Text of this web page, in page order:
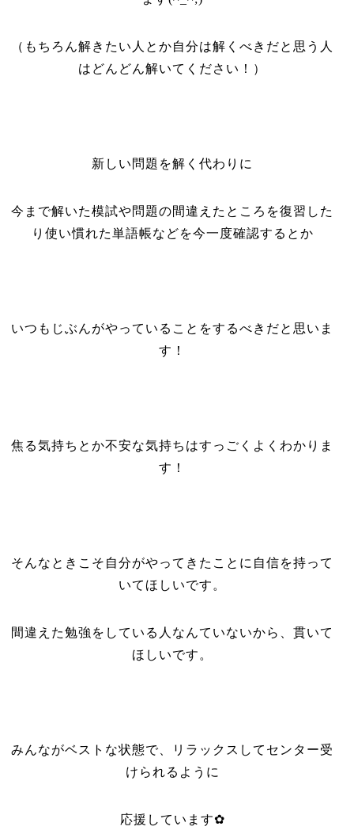
（もちろん解きたい人とか自分は解くべきだと思う人
はどんどん解いてください！）
新しい問題を解く代わりに
今まで解いた模試や問題の間違えたところを復習した
り使い慣れた単語帳などを今一度確認するとか
いつもじぶんがやっていることをするべきだと思いま
す！
焦る気持ちとか不安な気持ちはすっごくよくわかりま
す！
そんなときこそ自分がやってきたことに自信を持って
いてほしいです。
間違えた勉強をしている人なんていないから、貫いて
ほしいです。
みんながベストな状態で、リラックスしてセンター受
けられるように
応援しています✿